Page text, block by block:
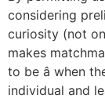
considering
curiosity (not
makes
to be â when
individual and